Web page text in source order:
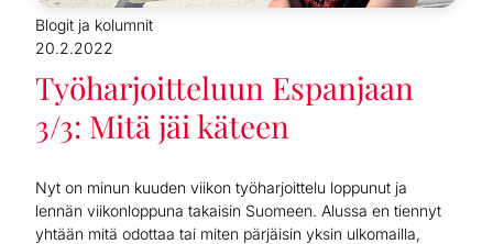
Blogit ja kolumnit
20.2.2022
Työharjoitteluun Espanjaan
3/3: Mitä jäi käteen
Nyt on minun kuuden viikon työharjoittelu loppunut ja
lennän viikonloppuna takaisin Suomeen. Alussa en tiennyt
yhtään mitä odottaa tai miten pärjäisin yksin ulkomailla,